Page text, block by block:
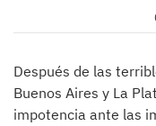
Después de las
Buenos Aires y La
impotencia ante las